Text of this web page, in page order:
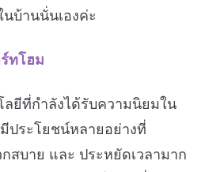
บ้านนั่นเองค่ะ
ทโฮม
ลยีที่กำลังได้รับความนิยมใน
ประโยชน์หลายอย่างที่
สบาย และ ประหยัดเวลามาก